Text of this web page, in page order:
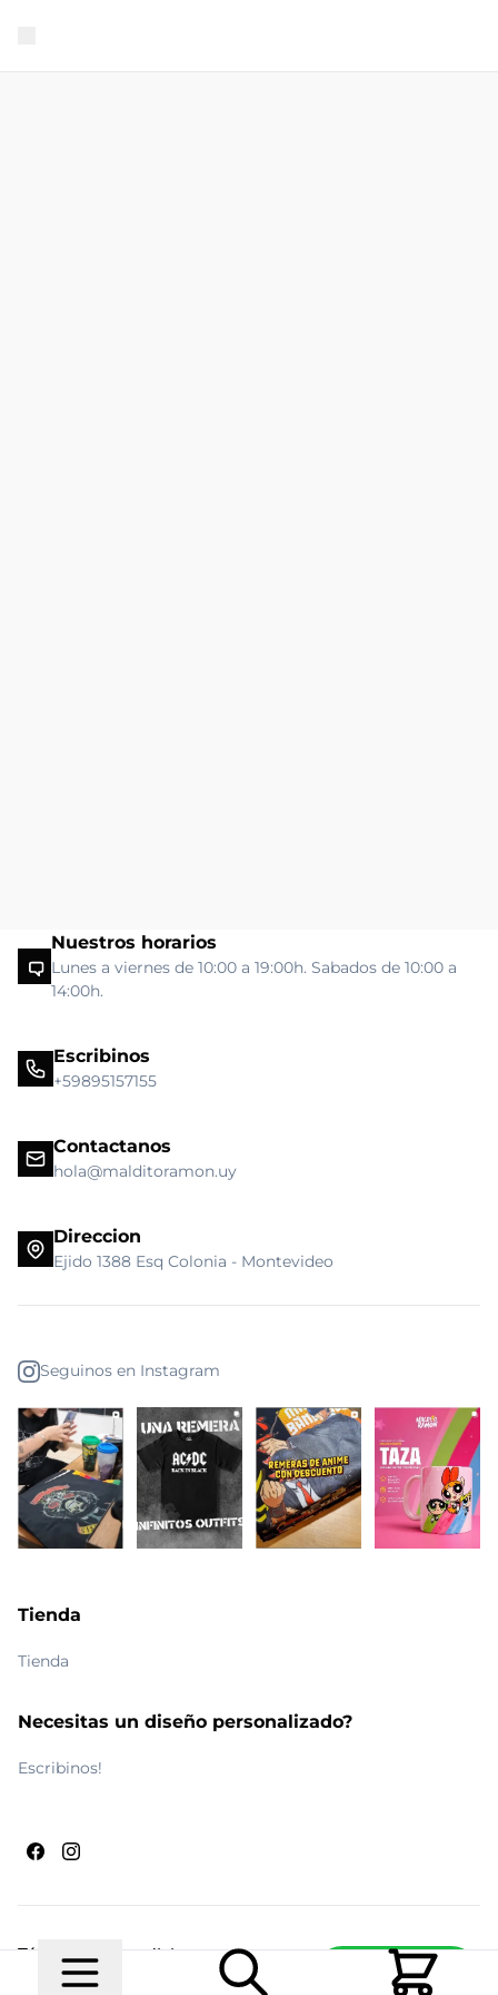
Escribinos
Nuestros horarios
Lunes a viernes de 10:00 a 19:00h. Sabados de 10:00 a
14:00h.
Escribinos
+59895157155
Contactanos
hola@malditoramon.uy
Direccion
Ejido 1388 Esq Colonia - Montevideo
Seguinos en Instagram
Tienda
Tienda
Necesitas un diseño personalizado?
Escribinos!
© 2026 Maldito RamónRealizado por Ecwid de
Términos y condiciones